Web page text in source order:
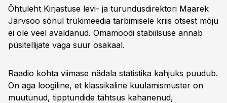
Õhtuleht Kirjastuse levi- ja turundusdirektori Maarek
Järvsoo sõnul trükimeedia tarbimisele kriis otsest mõju
ei ole veel avaldanud. Omamoodi stabiilsuse annab
püsitellijate väga suur osakaal.
Raadio kohta viimase nädala statistika kahjuks puudub.
On aga loogiline, et klassikaline kuulamismuster on
muutunud, tipptundide tähtsus kahanenud,